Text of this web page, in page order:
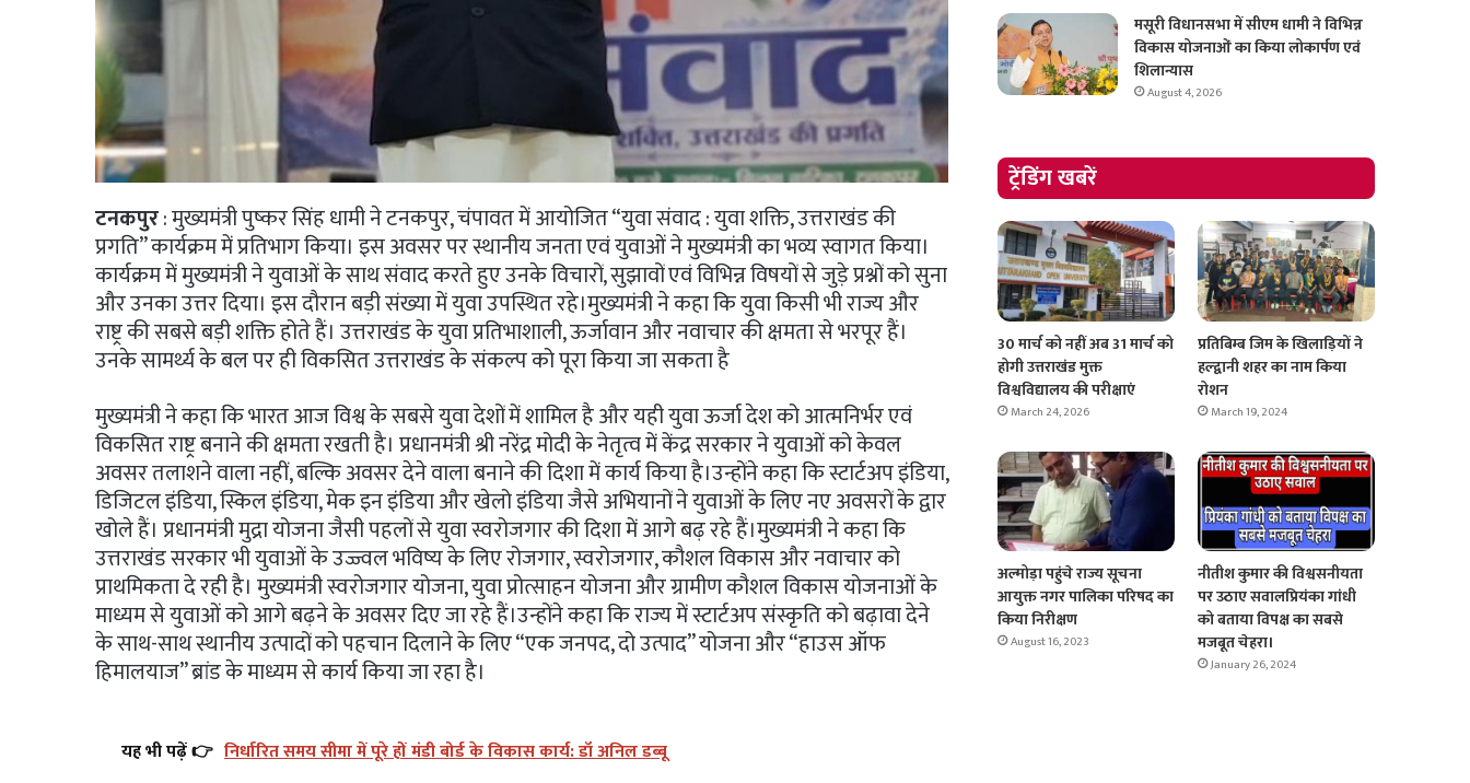
टनकपुर: मुख्यमंत्री पुष्कर सिंह धामी ने टनकपुर, चंपावत में आयोजित “युवा संवाद : युवा शक्ति, उत्तराखंड की
प्रगति” कार्यक्रम में प्रतिभाग किया। इस अवसर पर स्थानीय जनता एवं युवाओं ने मुख्यमंत्री का भव्य स्वागत किया।
कार्यक्रम में मुख्यमंत्री ने युवाओं के साथ संवाद करते हुए उनके विचारों, सुझावों एवं विभिन्न विषयों से जुड़े प्रश्नों को सुना
और उनका उत्तर दिया। इस दौरान बड़ी संख्या में युवा उपस्थित रहे।मुख्यमंत्री ने कहा कि युवा किसी भी राज्य और
राष्ट्र की सबसे बड़ी शक्ति होते हैं। उत्तराखंड के युवा प्रतिभाशाली, ऊर्जावान और नवाचार की क्षमता से भरपूर हैं।
उनके सामर्थ्य के बल पर ही विकसित उत्तराखंड के संकल्प को पूरा किया जा सकता है
मुख्यमंत्री ने कहा कि भारत आज विश्व के सबसे युवा देशों में शामिल है और यही युवा ऊर्जा देश को आत्मनिर्भर एवं
विकसित राष्ट्र बनाने की क्षमता रखती है। प्रधानमंत्री श्री नरेंद्र मोदी के नेतृत्व में केंद्र सरकार ने युवाओं को केवल
अवसर तलाशने वाला नहीं, बल्कि अवसर देने वाला बनाने की दिशा में कार्य किया है।उन्होंने कहा कि स्टार्टअप इंडिया,
डिजिटल इंडिया, स्किल इंडिया, मेक इन इंडिया और खेलो इंडिया जैसे अभियानों ने युवाओं के लिए नए अवसरों के द्वार
खोले हैं। प्रधानमंत्री मुद्रा योजना जैसी पहलों से युवा स्वरोजगार की दिशा में आगे बढ़ रहे हैं।मुख्यमंत्री ने कहा कि
उत्तराखंड सरकार भी युवाओं के उज्ज्वल भविष्य के लिए रोजगार, स्वरोजगार, कौशल विकास और नवाचार को
प्राथमिकता दे रही है। मुख्यमंत्री स्वरोजगार योजना, युवा प्रोत्साहन योजना और ग्रामीण कौशल विकास योजनाओं के
माध्यम से युवाओं को आगे बढ़ने के अवसर दिए जा रहे हैं।उन्होंने कहा कि राज्य में स्टार्टअप संस्कृति को बढ़ावा देने
के साथ-साथ स्थानीय उत्पादों को पहचान दिलाने के लिए “एक जनपद, दो उत्पाद” योजना और “हाउस ऑफ
हिमालयाज” ब्रांड के माध्यम से कार्य किया जा रहा है।
यह भी पढ़ें 👉 निर्धारित समय सीमा में पूरे हों मंडी बोर्ड के विकास कार्य: डॉ अनिल डब्बू
मसूरी विधानसभा में सीएम धामी ने विभिन्न
विकास योजनाओं का किया लोकार्पण एवं
शिलान्यास
August 4, 2026
ट्रेंडिंग खबरें
30 मार्च को नहीं अब 31 मार्च को
होगी उत्तराखंड मुक्त
विश्वविद्यालय की परीक्षाएं
March 24, 2026
प्रतिबिम्ब जिम के खिलाड़ियों ने
हल्द्वानी शहर का नाम किया
रोशन
March 19, 2024
अल्मोड़ा पहुंचे राज्य सूचना
आयुक्त नगर पालिका परिषद का
किया निरीक्षण
August 16, 2023
नीतीश कुमार की विश्वसनीयता
पर उठाए सवालप्रियंका गांधी
को बताया विपक्ष का सबसे
मजबूत चेहरा।
January 26, 2024